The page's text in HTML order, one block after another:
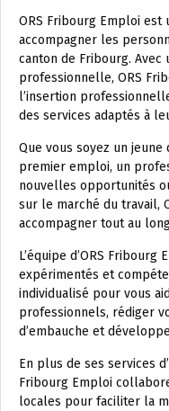
ORS Fribourg Emploi est
accompagner les
canton de Fribourg.
professionnelle, ORS
l’insertion
des services adaptés à
Que vous soyez un
premier emploi, un
nouvelles opportunités
sur le marché du travail,
accompagner tout au
L’équipe d’ORS
expérimentés et
individualisé pour vous
professionnels, rédiger
d’embauche et
En plus de ses services
Fribourg Emploi
locales pour faciliter la